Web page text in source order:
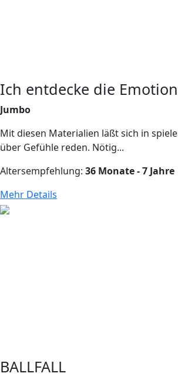
Ich entdecke die
Jumbo
Mit diesen Materialien läßt sich in
über Gefühle reden. Nötig...
Altersempfehlung: 36 Monate - 7 Jahre
Mehr Details
BALLFALL